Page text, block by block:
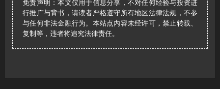
免责声明：本文仅用于信息分享，不对任何经验与投资进
行推广与背书，请读者严格遵守所有地区法律法规，不参
与任何非法金融行为。本站点内容未经许可，禁止转载、
复制等，违者将追究法律责任。